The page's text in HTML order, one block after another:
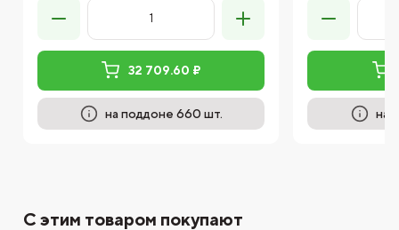
32 709.60 ₽
на поддоне 660 шт. на
С этим товаром покупают